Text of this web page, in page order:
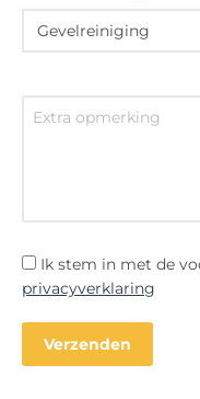
Ik stem in met de
privacyverklaring